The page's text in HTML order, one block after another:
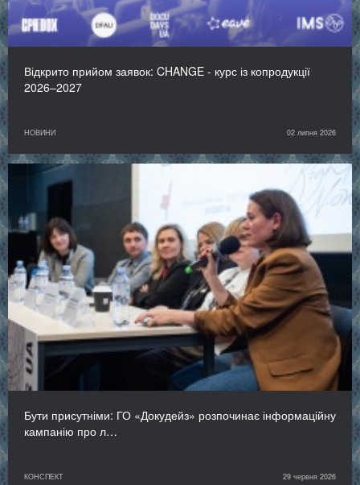
Відкрито прийом заявок: CHANGE - курс із копродукції
2026–2027
НОВИНИ 02 липня 2026
Бути присутніми: ГО «Докудейз» розпочинає інформаційну
кампанію про л…
КОНСПЕКТ 29 червня 2026